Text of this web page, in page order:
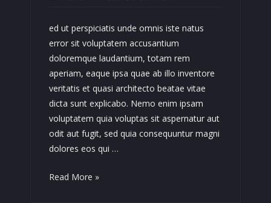
ed ut perspiciatis unde omnis iste natus
error sit voluptatem accusantium
doloremque laudantium, totam rem
aperiam, eaque ipsa quae ab illo inventore
veritatis et quasi architecto beatae vitae
dicta sunt explicabo. Nemo enim ipsam
voluptatem quia voluptas sit aspernatur aut
odit aut fugit, sed quia consequuntur magni
dolores eos qui …
Qui
Read More »